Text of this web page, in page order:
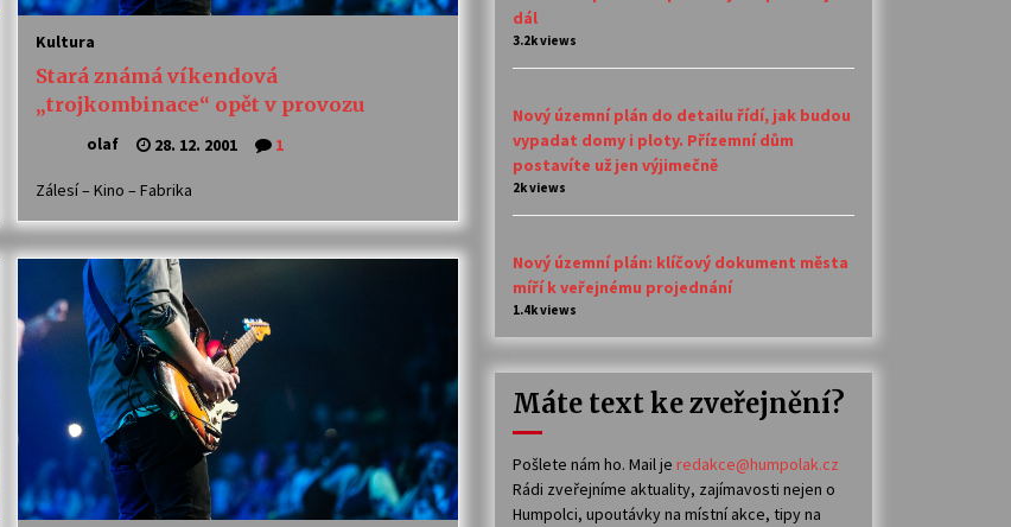
Kultura
Stará známá víkendová
„trojkombinace“ opět v provozu
olaf 28. 12. 2001 1
Zálesí – Kino – Fabrika
dál
3.2k views
Nový územní plán do detailu řídí, jak budou
vypadat domy i ploty. Přízemní dům
postavíte už jen výjimečně
2k views
Nový územní plán: klíčový dokument města
míří k veřejnému projednání
1.4k views
Máte text ke zveřejnění?
Pošlete nám ho. Mail je redakce@humpolak.cz
Rádi zveřejníme aktuality, zajímavosti nejen o
Humpolci, upoutávky na místní akce, tipy na